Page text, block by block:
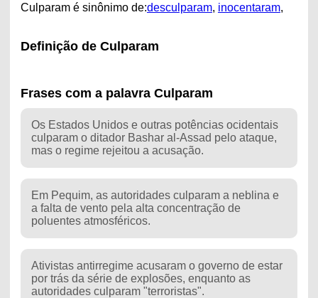
Culparam é sinônimo de:desculparam, inocentaram,
Definição de Culparam
Frases com a palavra Culparam
Os Estados Unidos e outras potências ocidentais
culparam o ditador Bashar al-Assad pelo ataque,
mas o regime rejeitou a acusação.
Em Pequim, as autoridades culparam a neblina e
a falta de vento pela alta concentração de
poluentes atmosféricos.
Ativistas antirregime acusaram o governo de estar
por trás da série de explosões, enquanto as
autoridades culparam "terroristas".